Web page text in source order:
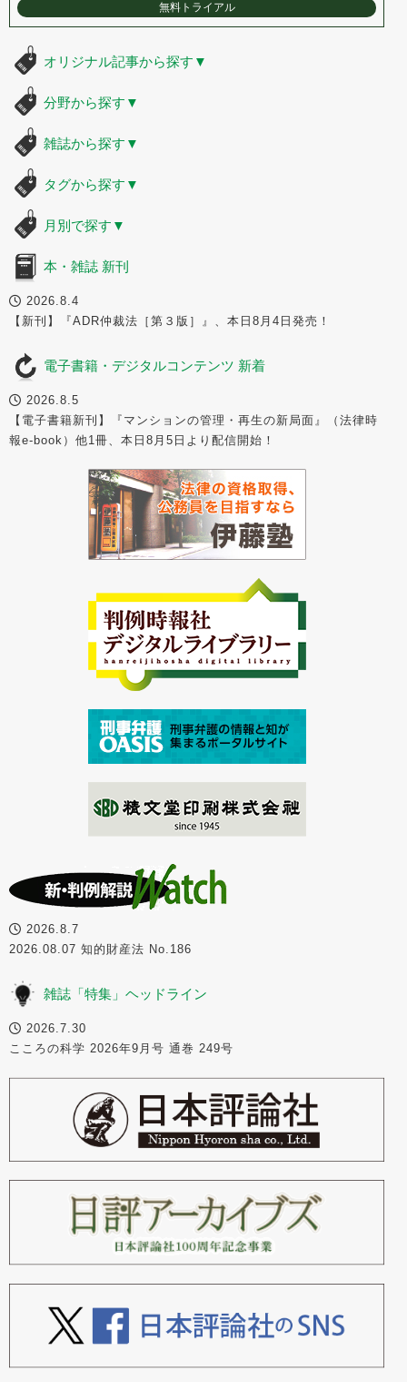
無料トライアル
オリジナル記事から探す ▼
分野から探す ▼
雑誌から探す ▼
タグから探す ▼
月別で探す ▼
本・雑誌 新刊
2026.8.4
【新刊】『ADR仲裁法［第３版］』、本日8月4日発売！
電子書籍・デジタルコンテンツ 新着
2026.8.5
【電子書籍新刊】『マンションの管理・再生の新局面』（法律時
報e-book）他1冊、本日8月5日より配信開始！
2026.8.7
2026.08.07 知的財産法 No.186
雑誌「特集」ヘッドライン
2026.7.30
こころの科学 2026年9月号 通巻 249号